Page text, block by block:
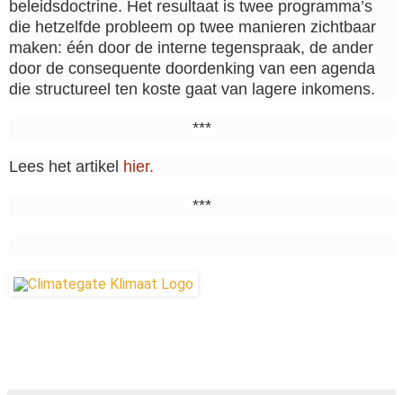
beleidsdoctrine. Het resultaat is twee programma’s
die hetzelfde probleem op twee manieren zichtbaar
maken: één door de interne tegenspraak, de ander
door de consequente doordenking van een agenda
die structureel ten koste gaat van lagere inkomens.
***
Lees het artikel hier.
***